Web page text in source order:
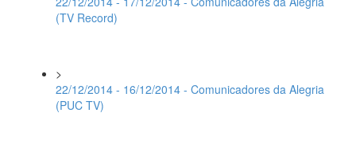
(TV Record)
>
22/12/2014 - 16/12/2014 - Comunicadores da Alegria
(PUC TV)